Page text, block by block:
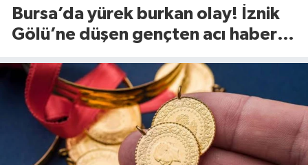
Bursa’da yürek burkan olay! İznik
Gölü’ne düşen gençten acı haber